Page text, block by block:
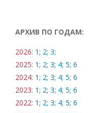
АРХИВ ПО ГОДАМ:
2026: 1; 2; 3;
2025: 1; 2; 3; 4; 5; 6
2024: 1; 2; 3; 4; 5; 6
2023: 1; 2; 3; 4; 5; 6
2022: 1; 2; 3; 4; 5; 6